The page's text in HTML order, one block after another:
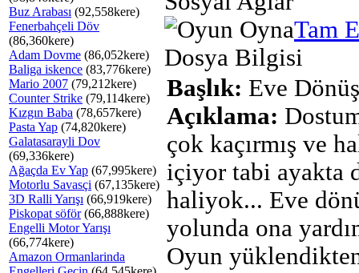
Buz Arabası (92,558kere)
Fenerbahçeli Döv
(86,360kere)
Adam Dovme (86,052kere)
Baliga iskence (83,776kere)
Mario 2007 (79,212kere)
Counter Strike (79,114kere)
Kızgın Baba (78,657kere)
Pasta Yap (74,820kere)
Galatasarayli Dov
(69,336kere)
Ağaçda Ev Yap (67,995kere)
Motorlu Savasçi (67,135kere)
3D Ralli Yarışı (66,919kere)
Piskopat söför(66,888kere)
Engelli Motor Yarışı
(66,774kere)
Amazon Ormanlarinda
Tam
Dosya Bilgisi
Başlık: Eve
Açıklama:
çok kaçırmış ve
içiyor tabi ayakta
haliyok... Eve
yolunda ona
Oyun